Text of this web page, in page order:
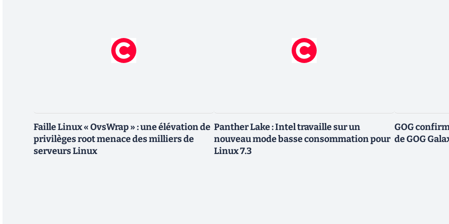
Faille Linux « OvsWrap » : une élévation de
privilèges root menace des milliers de
serveurs Linux
Panther Lake : Intel travaille sur un
nouveau mode basse consommation pour
Linux 7.3
GOG
de GOG